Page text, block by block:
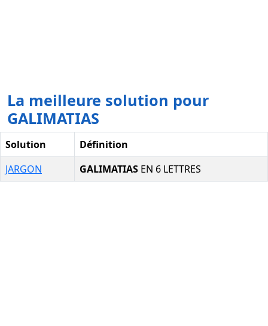
La meilleure solution pour
GALIMATIAS
Solution
Définition
JARGON
GALIMATIAS EN 6 LETTRES